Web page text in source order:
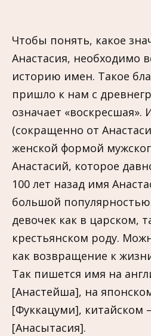
Чтобы понять, какое
Анастасия, необходимо
историю имен. Такое
пришло к нам с
означает «воскресшая».
(сокращенно от
женской формой
Анастасий, которое
100 лет назад имя
большой
девочек как в царском,
крестьянском роду.
как возвращение к
Так пишется имя на
[Анастейша], на
[Фуккацуми], китайском
[Анасытасия].